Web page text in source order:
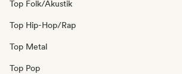
Top Folk/Akustik
Top Hip-Hop/Rap
Top Metal
Top Pop